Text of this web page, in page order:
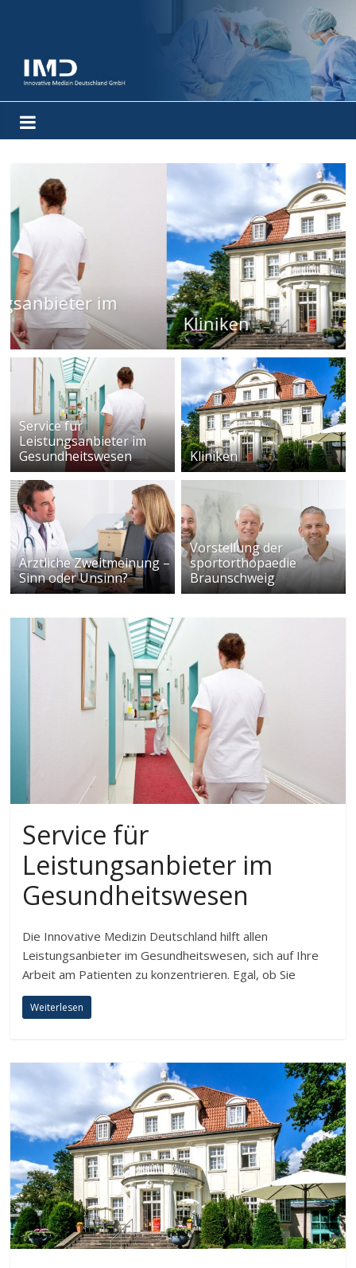
Kliniken
Service für
Leistungsanbieter im
Gesundheitswesen
Kliniken
Ärztliche Zweitmeinung –
Sinn oder Unsinn?
Vorstellung der
sportorthopaedie
Braunschweig
Service für
Leistungsanbieter im
Gesundheitswesen
Die Innovative Medizin Deutschland hilft allen
Leistungsanbieter im Gesundheitswesen, sich auf Ihre
Arbeit am Patienten zu konzentrieren. Egal, ob Sie
Weiterlesen